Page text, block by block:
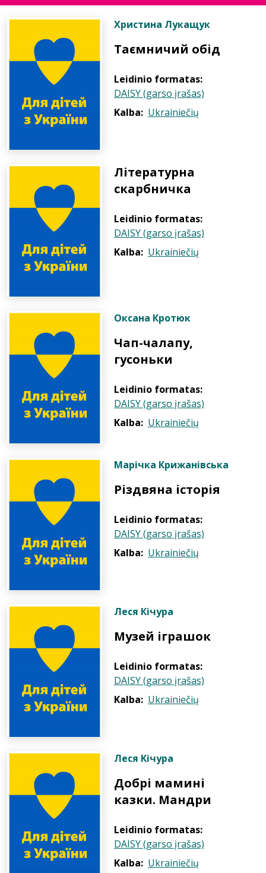
Христина Лукащук
Таємничий обід
Leidinio formatas:
DAISY (garso įrašas)
Kalba: Ukrainiečių
Літературна
скарбничка
Leidinio formatas:
DAISY (garso įrašas)
Kalba: Ukrainiečių
Оксана Кротюк
Чап-чалапу,
гусоньки
Leidinio formatas:
DAISY (garso įrašas)
Kalba: Ukrainiečių
Марічка Крижанівська
Різдвяна історія
Leidinio formatas:
DAISY (garso įrašas)
Kalba: Ukrainiečių
Леся Кічура
Музей іграшок
Leidinio formatas:
DAISY (garso įrašas)
Kalba: Ukrainiečių
Леся Кічура
Добрі мамині
казки. Мандри
Leidinio formatas:
DAISY (garso įrašas)
Kalba: Ukrainiečių